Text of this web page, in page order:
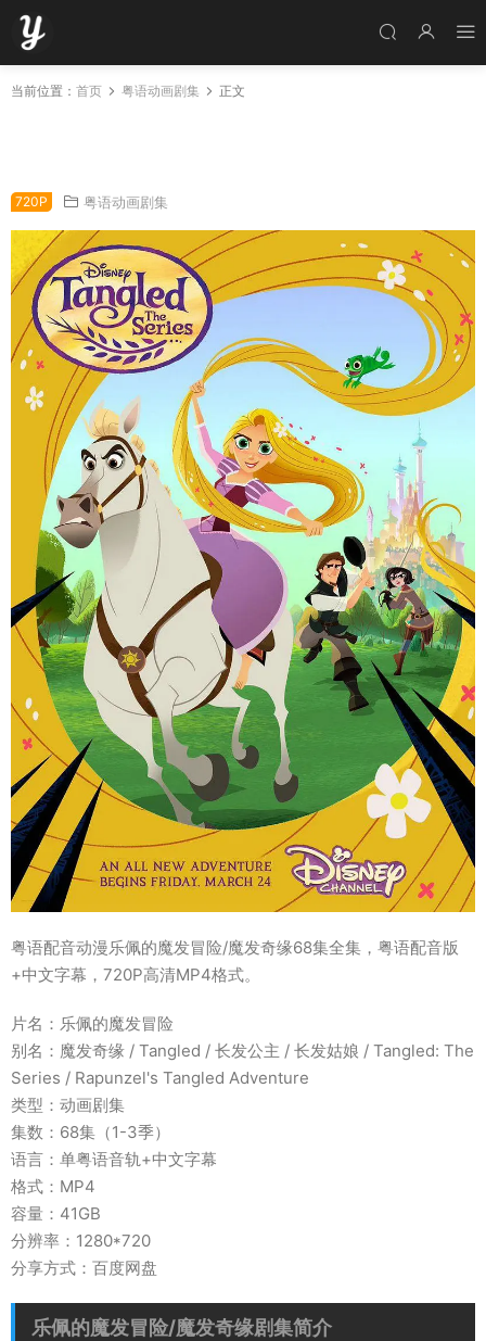
当前位置： 首页 粤语动画剧集 正文
720P 粤语动画剧集
粤语配音动漫乐佩的魔发冒险/魔发奇缘68集全集，粤语配音版
+中文字幕，720P高清MP4格式。
片名：乐佩的魔发冒险
别名：魔发奇缘 / Tangled / 长发公主 / 长发姑娘 / Tangled: The
Series / Rapunzel's Tangled Adventure
类型：动画剧集
集数：68集（1-3季）
语言：单粤语音轨+中文字幕
格式：MP4
容量：41GB
分辨率：1280*720
分享方式：百度网盘
乐佩的魔发冒险/魔发奇缘剧集简介